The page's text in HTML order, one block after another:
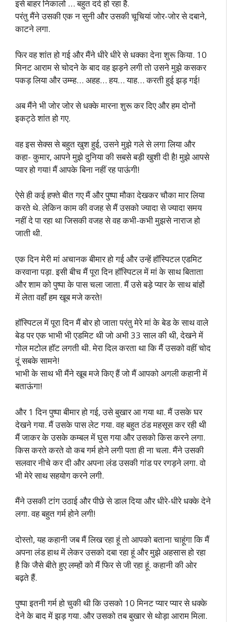
इसे बाहर निकालो … बहुत दर्द हो रहा है.
परंतु मैंने उसकी एक न सुनी और उसकी चूचियां जोर-जोर से दबाने,
काटने लगा.
फिर वह शांत हो गई और मैंने धीरे धीरे से धक्का देना शुरू किया. 10
मिनट आराम से चोदने के बाद वह झड़ने लगी तो उसने मुझे कसकर
पकड़ लिया और उम्म्ह… अहह… हय… याह… करती हुई झड़ गई!
अब मैंने भी जोर जोर से धक्के मारना शुरू कर दिए और हम दोनों
इकट्ठे शांत हो गए.
वह इस सेक्स से बहुत खुश हुई, उसने मुझे गले से लगा लिया और
कहा- कुमार, आपने मुझे दुनिया की सबसे बड़ी खुशी दी है! मुझे आपसे
प्यार हो गया! मैं आपके बिना नहीं रह पाऊंगी!
ऐसे ही कई हफ्ते बीत गए मैं और पुष्पा मौका देखकर चौका मार लिया
करते थे. लेकिन काम की वजह से मैं उसको ज्यादा से ज्यादा समय
नहीं दे पा रहा था जिसकी वजह से वह कभी-कभी मुझसे नाराज हो
जाती थी.
एक दिन मेरी मां अचानक बीमार हो गई और उन्हें हॉस्पिटल एडमिट
करवाना पड़ा. इसी बीच मैं पूरा दिन हॉस्पिटल में मां के साथ बिताता
और शाम को पुष्पा के पास चला जाता. मैं उसे बड़े प्यार के साथ बांहों
में लेता वहाँ हम खूब मजे करते!
हॉस्पिटल में पूरा दिन मैं बोर हो जाता परंतु मेरे मां के बेड के साथ वाले
बेड पर एक भाभी भी एडमिट थी जो अभी 33 साल की थी, देखने में
गोल मटोल हॉट लगती थी. मेरा दिल करता था कि मैं उसको वहीं चोद
दूं सबके सामने!
भाभी के साथ भी मैंने खूब मजे किए हैं जो मैं आपको अगली कहानी में
बताऊंगा!
और 1 दिन पुष्पा बीमार हो गई, उसे बुखार आ गया था. मैं उसके घर
देखने गया. मैं उसके पास लेट गया. वह बहुत ठंड महसूस कर रही थी
मैं जाकर के उसके कम्बल में घुस गया और उसको किस करने लगा.
किस करते करते वो कब गर्म होने लगी पता ही ना चला. मैंने उसकी
सलवार नीचे कर दी और अपना लंड उसकी गांड पर रगड़ने लगा. वो
भी मेरे साथ सहयोग करने लगी.
मैंने उसकी टांग उठाई और पीछे से डाल दिया और धीरे-धीरे धक्के देने
लगा. वह बहुत गर्म होने लगी!
दोस्तो, यह कहानी जब मैं लिख रहा हूं तो आपको बताना चाहूंगा कि मैं
अपना लंड हाथ में लेकर उसको दबा रहा हूं और मुझे अहसास हो रहा
है कि जैसे बीते हुए लम्हों को मैं फिर से जी रहा हूं. कहानी की ओर
बढ़ते हैं.
पुष्पा इतनी गर्म हो चुकी थी कि उसको 10 मिनट प्यार प्यार से धक्के
देने के बाद में झड़ गया. और उसको तब बुखार से थोड़ा आराम मिला.